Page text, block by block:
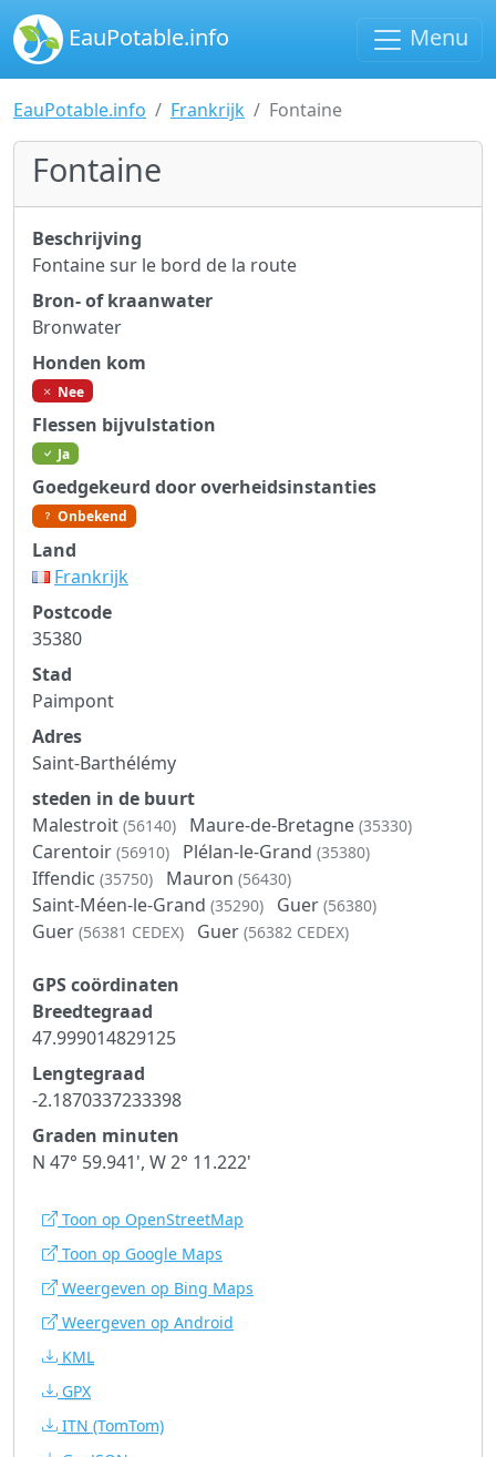
EauPotable.info Menu
EauPotable.info Frankrijk Fontaine
Fontaine
Beschrijving
Fontaine sur le bord de la route
Bron- of kraanwater
Bronwater
Honden kom
Nee
Flessen bijvulstation
Ja
Goedgekeurd door overheidsinstanties
Onbekend
Land
Frankrijk
Postcode
35380
Stad
Paimpont
Adres
Saint-Barthélémy
steden in de buurt
Malestroit (56140) Maure-de-Bretagne (35330)
Carentoir (56910) Plélan-le-Grand (35380)
Iffendic (35750) Mauron (56430)
Saint-Méen-le-Grand (35290) Guer (56380)
Guer (56381 CEDEX) Guer (56382 CEDEX)
GPS coördinaten
Breedtegraad
47.999014829125
Lengtegraad
-2.1870337233398
Graden minuten
N 47° 59.941', W 2° 11.222'
Toon op OpenStreetMap
Toon op Google Maps
Weergeven op Bing Maps
Weergeven op Android
KML
GPX
ITN (TomTom)